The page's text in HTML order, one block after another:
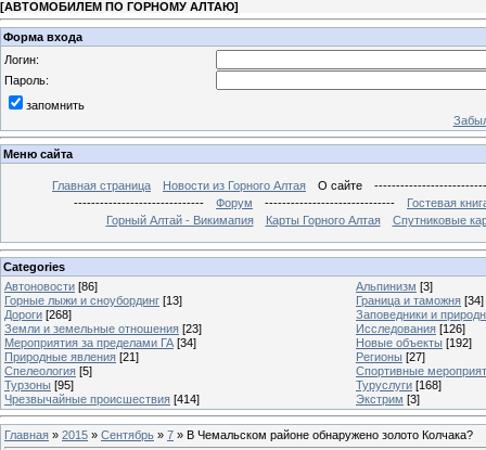
[АВТОМОБИЛЕМ ПО ГОРНОМУ АЛТАЮ]
Форма входа
Логин:
Пароль:
запомнить
Меню сайта
Главная страница Новости из Горного Алтая О сайте
------------------------------
Форум ------------------------------
Гостевая
Горный Алтай - Викимапия
Карты Горного Алтая Спутниковые
Categories
Автоновости [86] Альпинизм [3]
Горные лыжи и сноубординг [13] Граница и таможня [34]
Дороги [268]
Заповедники и
Земли и земельные отношения [23] Исследования [126]
Мероприятия за пределами ГА [34] Новые объекты [192]
Природные явления [21] Регионы [27]
Спелеология [5]
Спортивные
Турзоны [95] Туруслуги [168]
Чрезвычайные происшествия [414] Экстрим [3]
Главная » 2015 » Сентябрь » 7 » В Чемальском районе обнаружено золото Колчака?